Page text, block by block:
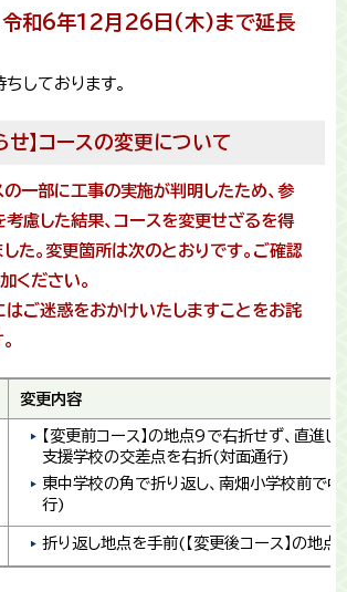
令和6年12月26日(木)まで延長
しております。
せ】コースの変更について
一部に工事の実施が判明したため、参
考慮した結果、コースを変更せざるを得
た。変更箇所は次のとおりです。ご確認
ください。
はご迷惑をおかけいたしますことをお詫
変更内容
【変更前コース】の地点9で右折せず、直進し
支援学校の交差点を右折(対面通行)
東中学校の角で折り返し、南畑小学校前で
行)
折り返し地点を手前(【変更後コース】の地